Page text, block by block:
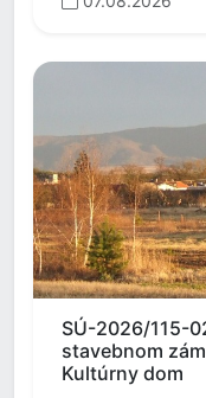
SÚ-2026/115-
stavebnom
Kultúrny dom